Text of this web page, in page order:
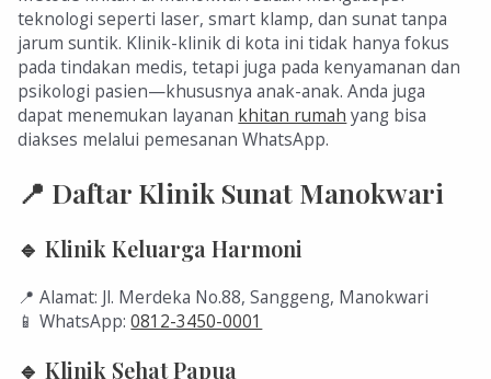
teknologi seperti laser, smart klamp, dan sunat tanpa
jarum suntik. Klinik-klinik di kota ini tidak hanya fokus
pada tindakan medis, tetapi juga pada kenyamanan dan
psikologi pasien—khususnya anak-anak. Anda juga
dapat menemukan layanan khitan rumah yang bisa
diakses melalui pemesanan WhatsApp.
📍 Daftar Klinik Sunat Manokwari
🔹 Klinik Keluarga Harmoni
📍 Alamat: Jl. Merdeka No.88, Sanggeng, Manokwari
📱 WhatsApp:0812-3450-0001
🔹 Klinik Sehat Papua